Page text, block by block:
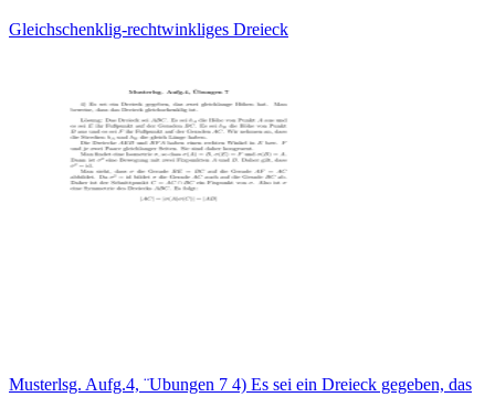
Gleichschenklig-rechtwinkliges Dreieck
Musterlsg. Aufg.4, ¨Ubungen 7 4) Es sei ein Dreieck gegeben, das